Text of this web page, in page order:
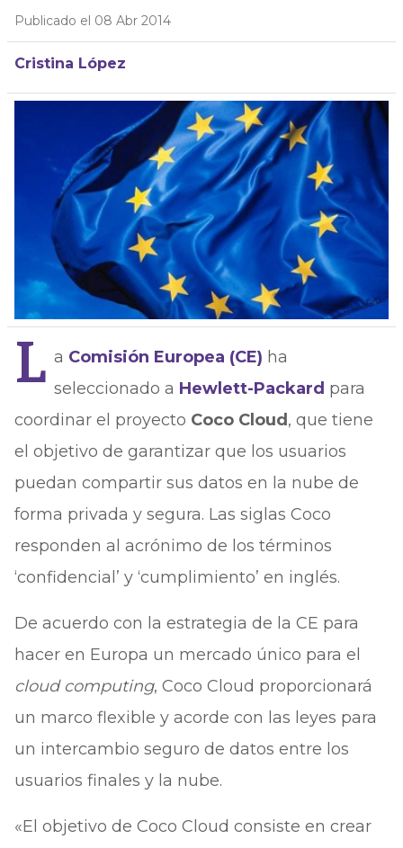
Publicado el 08 Abr 2014
Cristina López
L a Comisión Europea (CE) ha
seleccionado a Hewlett-Packard para
coordinar el proyecto Coco Cloud , que tiene
el objetivo de garantizar que los usuarios
puedan compartir sus datos en la nube de
forma privada y segura. Las siglas Coco
responden al acrónimo de los términos
‘confidencial’ y ‘cumplimiento’ en inglés.
De acuerdo con la estrategia de la CE para
hacer en Europa un mercado único para el
cloud computing, Coco Cloud proporcionará
un marco flexible y acorde con las leyes para
un intercambio seguro de datos entre los
usuarios finales y la nube.
«El objetivo de Coco Cloud consiste en crear